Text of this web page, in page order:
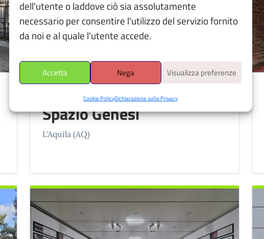
dell'utente o laddove ciò sia assolutamente
necessario per consentire l'utilizzo del servizio fornito
da noi e al quale l'utente accede.
Accetta Nega Visualizza preferenze
Cookie PolicyDichiarazione sulla Privacy
Spazio Genesi
L'Aquila (AQ)